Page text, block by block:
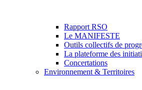
Rapport RSO
Le MANIFESTE
Outils collectifs de
La plateforme des
Concertations
Environnement & Territoires